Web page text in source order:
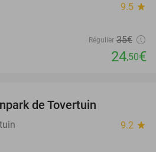
9.5 star
Régulier 35€
24,50€
de Tovertuin
9.2 star